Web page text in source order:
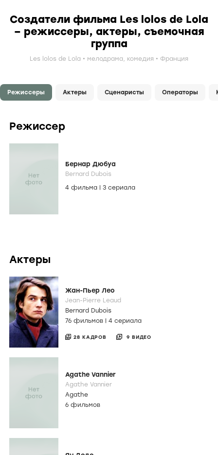
Создатели фильма Les lolos de Lola
– режиссеры, актеры, съемочная
группа
Les lolos de Lola мелодрама, комедия Франция
Режиссеры Актеры Сценаристы Операторы
Режиссер
Бернар Дюбуа
Bernard Dubois
4 фильма
3 сериала
Актеры
Жан-Пьер Лео
Jean-Pierre Leaud
Bernard Dubois
76 фильмов | 4 сериала
28 КАДРОВ 9 ВИДЕО
Agathe Vannier
Agathe Vannier
Agathe
6 фильмов